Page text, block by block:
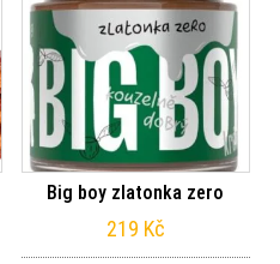
Big boy zlatonka zero
219 Kč